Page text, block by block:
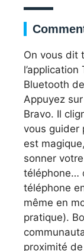
On vous dit
Bluetooth
Appuyez
Bravo. Il
vous guider
est
sonner
téléphone…
téléphone
même en
pratique).
proximité